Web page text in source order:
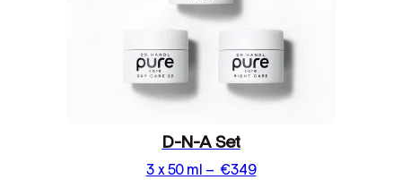
D-N-A Set
3 x 50 ml – €349